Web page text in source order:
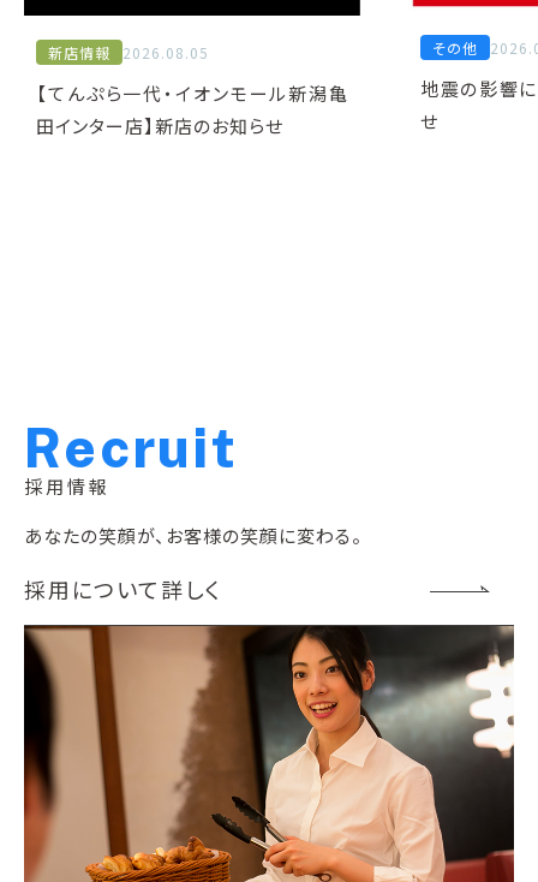
新店情報 2026.08.05
【てんぷら一代・イオンモール新潟亀
田インター店】新店のお知らせ
その他
地震の影響
せ
Recruit
採用情報
あなたの笑顔が、お客様の笑顔に変わる。
採用について詳しく